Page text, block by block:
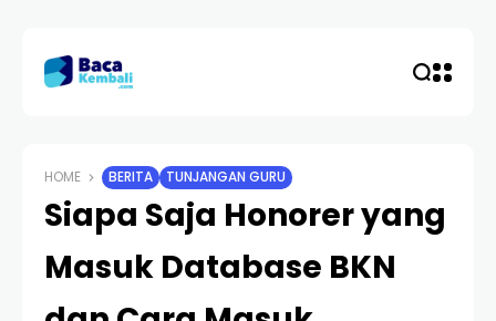
HOME BERITA TUNJANGAN GURU
Siapa Saja Honorer yang
Masuk Database BKN